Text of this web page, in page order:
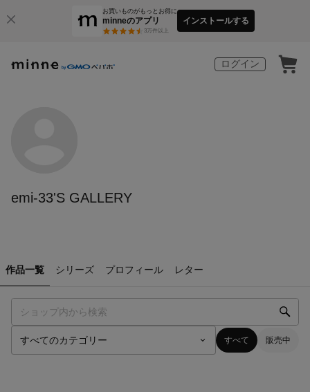
お買いものがもっとお得に
minneのアプリ
3万件以上
インストールする
ログイン
emi-33'S GALLERY
作品一覧 シリーズ プロフィール レター
すべて 販売中